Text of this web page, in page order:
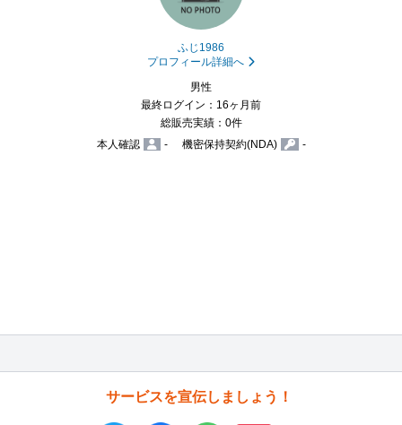
ふじ1986
プロフィール詳細へ
男性
最終ログイン：16ヶ月前
総販売実績：0件
本人確認
- 機密保持契約(NDA) -
サービスを宣伝しましょう！